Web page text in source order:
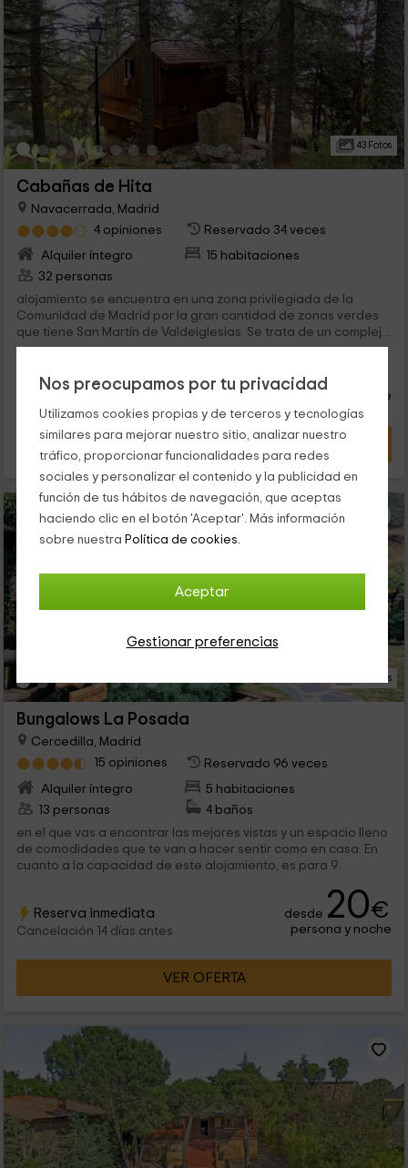
Nos preocupamos por tu privacidad
Utilizamos cookies propias y de terceros y tecnologías
similares para mejorar nuestro sitio, analizar nuestro
tráfico, proporcionar funcionalidades para redes
sociales y personalizar el contenido y la publicidad en
función de tus hábitos de navegación, que aceptas
haciendo clic en el botón 'Aceptar'. Más información
sobre nuestra Política de cookies.
Aceptar
Gestionar preferencias
43 Fotos
Cabañas de Hita
Navacerrada, Madrid
4 opiniones
Reservado 34 veces
Alquiler íntegro
15 habitaciones
32 personas
alojamiento se encuentra en una zona privilegiada de la
Comunidad de Madrid por la gran cantidad de zonas verdes
que tiene San Martín de Valdeiglesias. Se trata de un complejo
con varios...
Reserva inmediata desde40
persona y noche
24 Fotos
Bungalows La Posada
Cercedilla, Madrid
15 opiniones
Reservado 96 veces
Alquiler íntegro
5 habitaciones
13 personas
4 baños
en el que vas a encontrar las mejores vistas y un espacio lleno
de comodidades que te van a hacer sentir como en casa. En
cuanto a la capacidad de este alojamiento, es para 9
Reserva inmediata
Cancelación 14 días antes
desde 20€
persona y noche
VER OFERTA